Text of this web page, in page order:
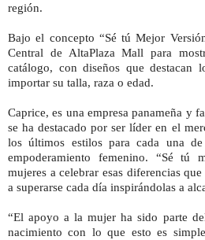
región.
Bajo el concepto “Sé tú Mejor
Central de AltaPlaza Mall para
catálogo, con diseños que destacan
importar su talla, raza o edad.
Caprice, es una empresa panameña y
se ha destacado por ser líder en el
los últimos estilos para cada una
empoderamiento femenino. “Sé tú
mujeres a celebrar esas diferencias
a superarse cada día inspirándolas a
“El apoyo a la mujer ha sido parte
nacimiento con lo que esto es